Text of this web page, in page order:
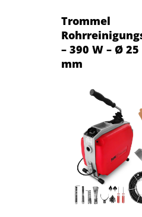
Trommel
– 390 W – Ø
mm